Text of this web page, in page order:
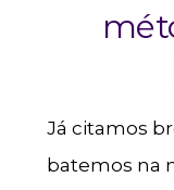
Já citamos
batemos na